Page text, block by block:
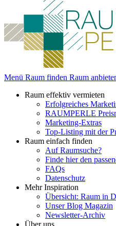
Menü Raum finden Raum
Raum effektiv vermieten
Erfolgreiches
RAUMPERLE
Marketing-Extras
Top-Listing mit der
Raum einfach finden
Auf Raumsuche?
Finde hier den
FAQs
Datenschutz
Mehr Inspiration
Übersicht: Raum in
Unser Blog Magazin
Newsletter-Archiv
Über uns